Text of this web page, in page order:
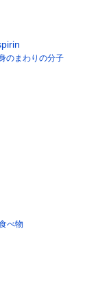
のまわりの分子
べ物